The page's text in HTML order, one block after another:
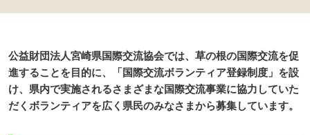
公益財団法人宮崎県国際交流協会では、草の根の国際交流を促
進することを目的に、「国際交流ボランティア登録制度」を設
け、県内で実施されるさまざまな国際交流事業に協力していた
だくボランティアを広く県民のみなさまから募集しています。